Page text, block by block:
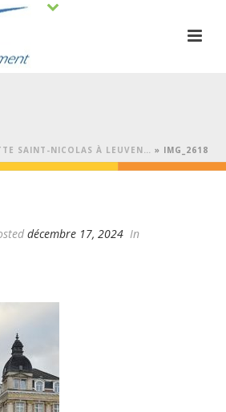
SAINT-NICOLAS À LEUVEN… » IMG_2618
décembre 17, 2024 In